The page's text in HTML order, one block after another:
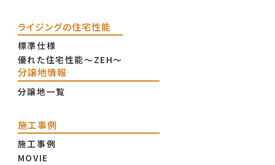
ライジングの住宅性能
標準仕様
優れた住宅性能〜ZEH〜
分譲地情報
分譲地一覧
施工事例
施工事例
MOVIE